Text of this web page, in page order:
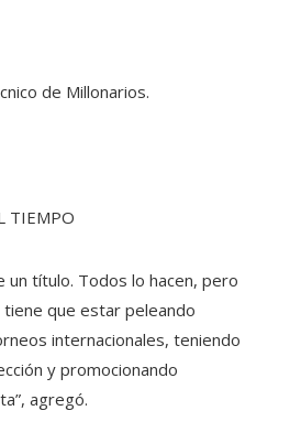
de Millonarios.
TIEMPO
un título. Todos lo hacen, pero
que estar peleando
internacionales, teniendo
y promocionando
agregó.